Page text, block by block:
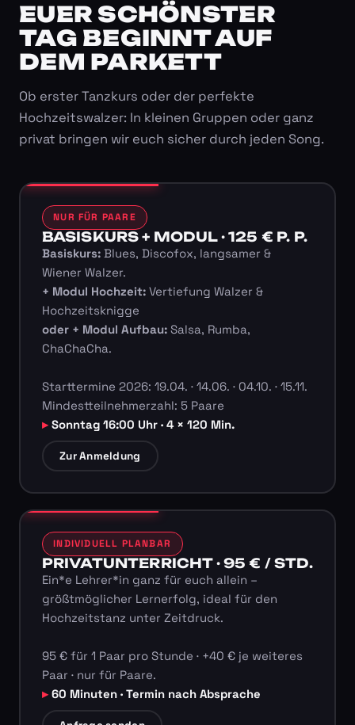
EUER SCHÖNSTER
TAG BEGINNT AUF
DEM PARKETT
Ob erster Tanzkurs oder der perfekte
Hochzeitswalzer: In kleinen Gruppen oder ganz
privat bringen wir euch sicher durch jeden Song.
NUR FÜR PAARE
BASISKURS + MODUL · 125 € P. P.
Basiskurs:Blues, Discofox, langsamer &
Wiener Walzer.
+ Modul Hochzeit:Vertiefung Walzer &
Hochzeitsknigge
oder + Modul Aufbau:Salsa, Rumba,
ChaChaCha.
Starttermine 2026: 19.04. · 14.06. · 04.10. · 15.11.
Mindestteilnehmerzahl: 5 Paare
Sonntag 16:00 Uhr · 4 × 120 Min.
Zur Anmeldung
INDIVIDUELL PLANBAR
PRIVATUNTERRICHT · 95 € / STD.
Ein*e Lehrer*in ganz für euch allein –
größtmöglicher Lernerfolg, ideal für den
Hochzeitstanz unter Zeitdruck.
95 € für 1 Paar pro Stunde · +40 € je weiteres
Paar · nur für Paare.
60 Minuten · Termin nach Absprache